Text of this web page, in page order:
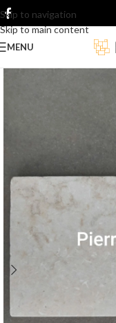
Skip to navigation
Skip to main content
MENU